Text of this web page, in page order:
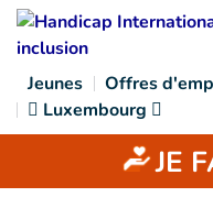
Goto main content
Jeunes Offres
Luxembourg
JE